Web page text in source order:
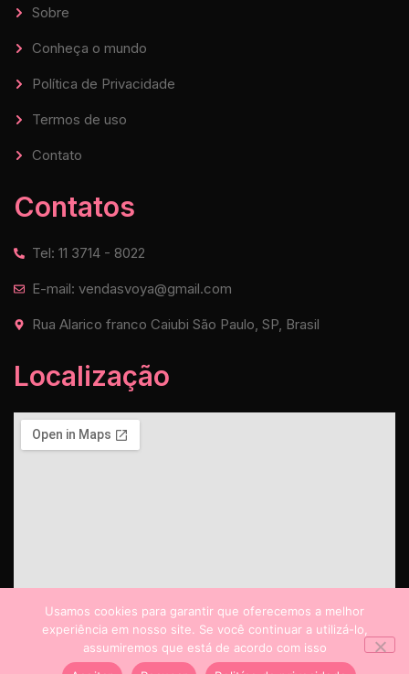
Sobre
Conheça o mundo
Política de Privacidade
Termos de uso
Contato
Contatos
Tel: 11 3714 - 8022
E-mail: vendasvoya@gmail.com
Rua Alarico franco Caiubi São Paulo, SP, Brasil
Localização
Usamos cookies para garantir que oferecemos a melhor
experiência em nosso site. Se você continuar a utilizá-lo,
assumiremos que está de acordo com isso